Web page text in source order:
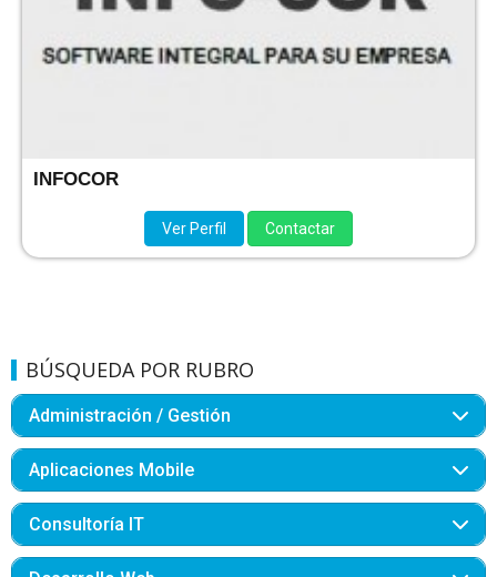
INFOCOR
Ver Perfil Contactar
BÚSQUEDA POR RUBRO
Administración / Gestión
Aplicaciones Mobile
Consultoría IT